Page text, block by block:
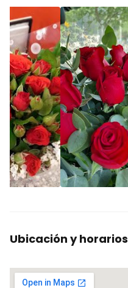
Ubicación y horarios